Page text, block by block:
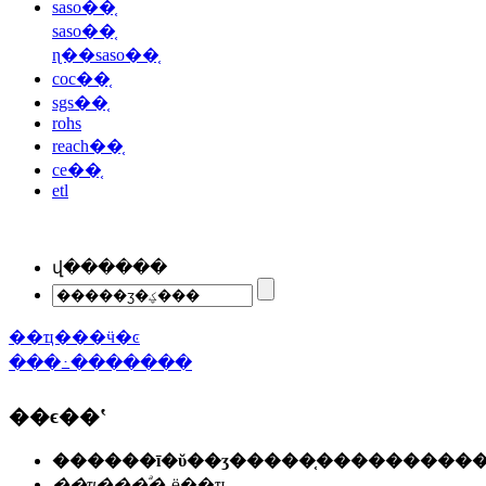
saso��֤
saso��֤
ɳ��saso��֤
coc��֤
sgs��֤
rohs
reach��֤
ce��֤
etl
վ������
��ҵ���ӵ�ͼ
���߸�������
��ϵ��ʽ